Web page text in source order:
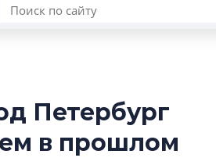
Петербург
в прошлом
В Санкт-
лучших поющих